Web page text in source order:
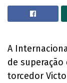
A
de
torcedor